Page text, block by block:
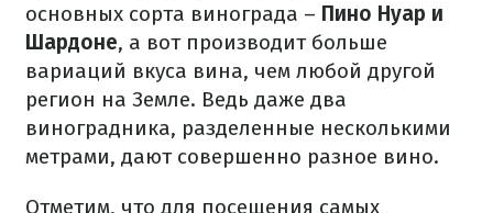
основных сорта винограда – Пино Нуар и
Шардоне, а вот производит больше
вариаций вкуса вина, чем любой другой
регион на Земле. Ведь даже два
виноградника, разделенные несколькими
метрами, дают совершенно разное вино.
Отметим, что для посещения самых